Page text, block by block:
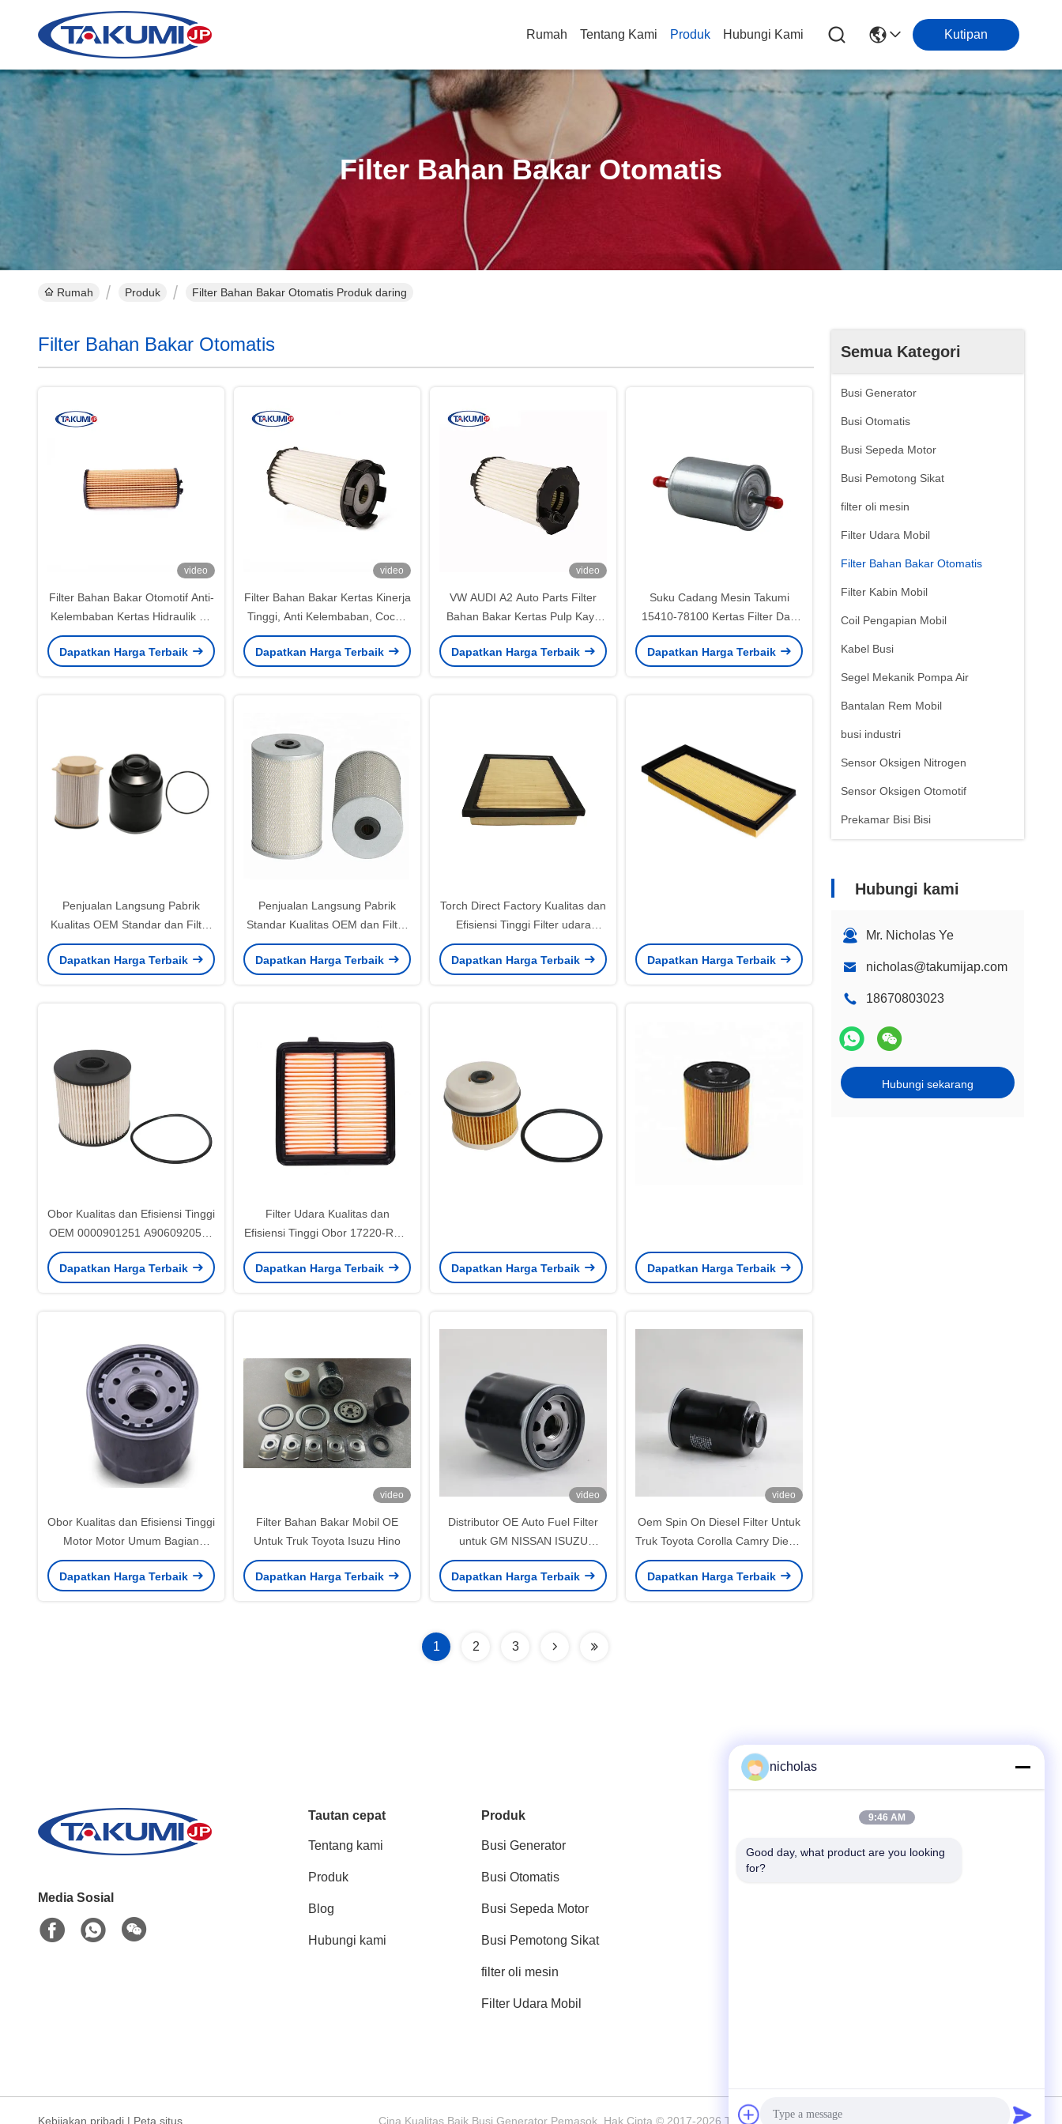
Rumah Tentang Kami Produk Hubungi Kami Kutipan
Filter Bahan Bakar Otomatis
Rumah Produk Filter Bahan Bakar Otomatis Produk daring
Semua Kategori
Busi Generator
Busi Otomatis
Busi Sepeda Motor
Busi Pemotong Sikat
filter oli mesin
Filter Udara Mobil
Filter Bahan Bakar Otomatis
Filter Kabin Mobil
Coil Pengapian Mobil
Kabel Busi
Segel Mekanik Pompa Air
Bantalan Rem Mobil
busi industri
Sensor Oksigen Nitrogen
Sensor Oksigen Otomotif
Prekamar Bisi Bisi
Hubungi kami
Mr. Nicholas Ye
nicholas@takumijap.com
18670803023
Hubungi sekarang
Filter Bahan Bakar Otomatis
video
Filter Bahan Bakar Otomotif Anti-
Kelembaban Kertas Hidraulik 97
* 67 * 11mm Untuk Mobil Fiat
Dapatkan Harga Terbaik
video
Filter Bahan Bakar Kertas Kinerja
Tinggi, Anti Kelembaban, Cocok
untuk SHODA / VW
Dapatkan Harga Terbaik
video
VW AUDI A2 Auto Parts Filter
Bahan Bakar Kertas Pulp Kayu
35mm Diameter Dalam Anti
Karat
Dapatkan Harga Terbaik
Suku Cadang Mesin Takumi
15410-78100 Kertas Filter Dan
Perumahan Berkualitas Sesuai
Filter Bahan Bakar SUZUKI
Dapatkan Harga Terbaik
Penjualan Langsung Pabrik
Kualitas OEM Standar dan Filter
Bahan Bakar Truk Efisiensi Tinggi
68197867AA 68065608AA
Dapatkan Harga Terbaik
Penjualan Langsung Pabrik
Standar Kualitas OEM dan Filter
Bahan Bakar Efisiensi Tinggi
23390-LIE50 SF-28010 23390-
Dapatkan Harga Terbaik
Torch Direct Factory Kualitas dan
Efisiensi Tinggi Filter udara
otomatis 17801-0T050 17801-
37021 17801-37020 untuk
Dapatkan Harga Terbaik Dapatkan Harga Terbaik
Obor Kualitas dan Efisiensi Tinggi
OEM 0000901251 A9060920505
A0000901251 Elemen Filter
Bahan Bakar Mobil
Dapatkan Harga Terbaik
Filter Udara Kualitas dan
Efisiensi Tinggi Obor 17220-RB6-
Z00 untuk suku cadang sistem
mesin HONDA
Dapatkan Harga Terbaik Dapatkan Harga Terbaik Dapatkan Harga Terbaik
Obor Kualitas dan Efisiensi Tinggi
Motor Motor Umum Bagian
Elemen Filter Bahan Bakar Mesin
Diesel 16510-07J00 1902138
Dapatkan Harga Terbaik
video
Filter Bahan Bakar Mobil OE
Untuk Truk Toyota Isuzu Hino
Dapatkan Harga Terbaik
video
Distributor OE Auto Fuel Filter
untuk GM NISSAN ISUZU
TOYOTA TRUCKS
Dapatkan Harga Terbaik
video
Oem Spin On Diesel Filter Untuk
Truk Toyota Corolla Camry Diesel
Eng.
Dapatkan Harga Terbaik
1 2 3
Media Sosial
Tautan cepat
Tentang kami
Produk
Blog
Hubungi kami
Produk
Busi Generator
Busi Otomatis
Busi Sepeda Motor
Busi Pemotong Sikat
filter oli mesin
Filter Udara Mobil
Telp
Kebijakan pribadi | Peta situs Cina Kualitas Baik Busi Generator Pemasok. Hak Cipta © 2017-2026 TAKUMI JAPAN AUTO PARTS CO.,LTD. . Seluruh hak cipta.
nicholas
9:46 AM
Good day, what product are you looking
for?